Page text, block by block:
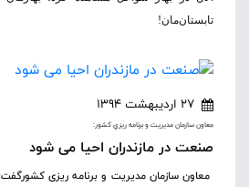
تابستان‌مان!
27 اردیبهشت 1394
معاون سازمان مديريت و برنامه ريزي کشور:
صنعت در مازندران احیا می شود
معاون سازمان مدیریت و برنامه ریزی